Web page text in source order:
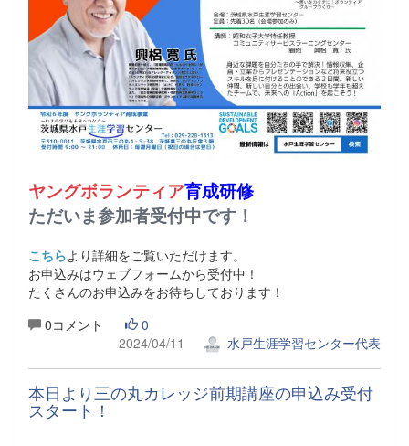
ヤングボランティア育成研修
ただいま参加者受付中です！
こちらより詳細をご覧いただけます。
お申込みはウェブフォームから受付中！
たくさんのお申込みをお待ちしております！
0コメント
0
2024/04/11
水戸生涯学習センター代表
本日より三の丸カレッジ前期講座の申込み受付
スタート！